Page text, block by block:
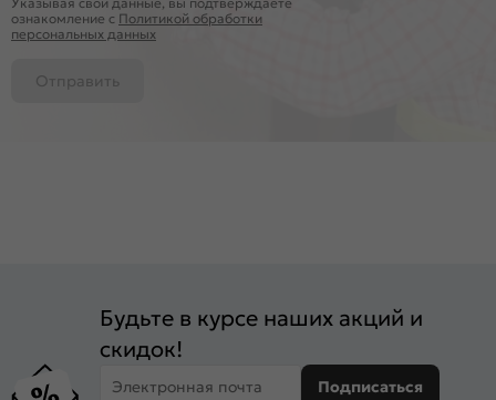
ознакомление c Политикой обработки
персональных данных
Отправить
Будьте в курсе наших акций и
скидок!
Электронная почта Подписаться